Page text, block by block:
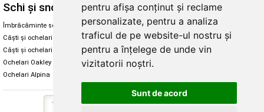
pentru afișa conținut și reclame
personalizate, pentru a analiza
traficul de pe website-ul nostru și
pentru a înțelege de unde vin
vizitatorii noștri.
Sunt de acord
Schi și snowboard
Îmbrăcăminte schi și snowboard
Căști și ochelari de iarnă
Căști și ochelari Alpina
Ochelari Oakley
Ochelari Alpina
Diverse
Cum aleg rolele
Cum aleg ochelarii
Ochelari de soare Oakley
Ochelari de soare Alpina